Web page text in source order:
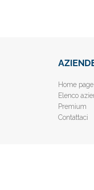
Home page
Elenco
Premium
Contattaci